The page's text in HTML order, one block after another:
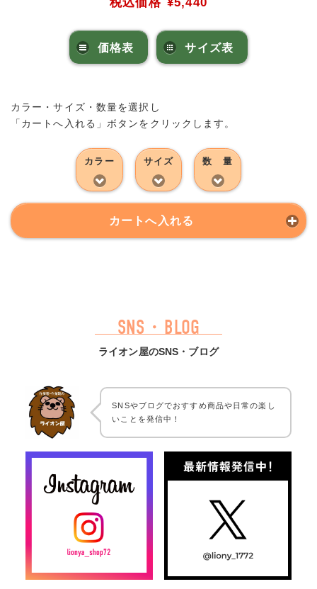
税込価格 ¥5,440
価格表 サイズ表
カラー・サイズ・数量を選択し
「カートへ入れる」ボタンをクリックします。
カラー サイズ 数 量
カートへ入れる
SNS・BLOG
ライオン屋のSNS・ブログ
SNSやブログでおすすめ商品や日常の楽し
いことを発信中！